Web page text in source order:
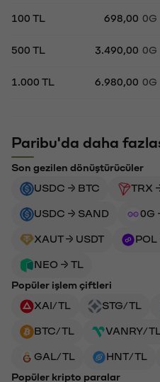
100 TL 698,00 0G
500 TL 3.490,00 0G
1.000 TL 6.980,00 0G
Paribu'da daha
Son gezilen dönüştürücüler
USDC → BTC
TRX
USDC → SAND 0G
XAUT → USDT POL
NEO → TL
Popüler işlem çiftleri
XAI/TL
STG/TL
BTC/TL VANRY/TL
GAL/TL HNT/TL
Popüler kripto paralar